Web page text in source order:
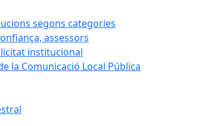
segons categories
assessors
institucional
la Comunicació Local Pública